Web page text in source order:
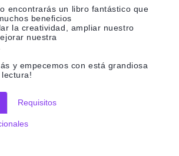
encontrarás un libro fantástico que
beneficios
la creatividad, ampliar nuestro
nuestra
y empecemos con está grandiosa
Requisitos